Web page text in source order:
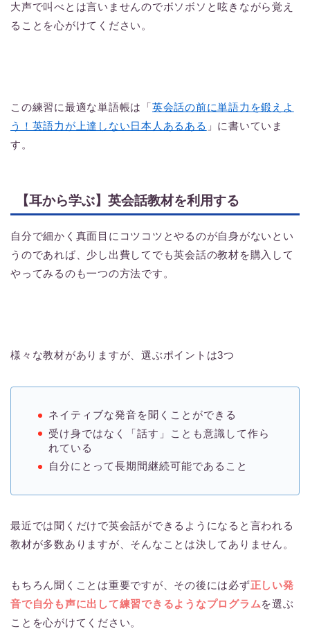
大声で叫べとは言いませんのでボソボソと呟きながら覚え
ることを心がけてください。
この練習に最適な単語帳は「英会話の前に単語力を鍛えよ
う！英語力が上達しない日本人あるある 」に書いていま
す。
【耳から学ぶ】英会話教材を利用する
自分で細かく真面目にコツコツとやるのが自身がないとい
うのであれば、少し出費してでも英会話の教材を購入して
やってみるのも一つの方法です。
様々な教材がありますが、選ぶポイントは3つ
ネイティブな発音を聞くことができる
受け身ではなく「話す」ことも意識して作ら
れている
自分にとって長期間継続可能であること
最近では聞くだけで英会話ができるようになると言われる
教材が多数ありますが、そんなことは決してありません。
もちろん聞くことは重要ですが、その後には必ず正しい発
音で自分も声に出して練習できるようなプログラムを選ぶ
ことを心がけてください。